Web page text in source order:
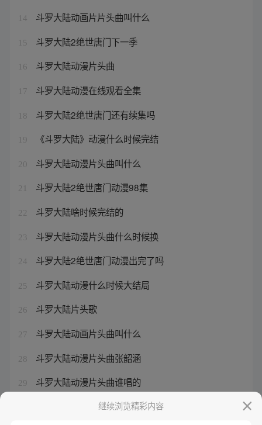
14 斗罗大陆动画片片头曲叫什么
15 斗罗大陆2绝世唐门下一季
16 斗罗大陆动漫片头曲
17 斗罗大陆动漫在线观看全集
18 斗罗大陆2绝世唐门还有续集吗
19 《斗罗大陆》动漫什么时候完结
20 斗罗大陆动漫片头曲叫什么
21 斗罗大陆2绝世唐门动漫98集
22 斗罗大陆啥时候完结的
23 斗罗大陆动漫片头曲什么时候换
24 斗罗大陆2绝世唐门动漫出完了吗
25 斗罗大陆动漫什么时候大结局
26 斗罗大陆片头歌
27 斗罗大陆动画片头曲叫什么
28 斗罗大陆动漫片头曲张韶涵
29 斗罗大陆动漫片头曲谁唱的
斗罗大陆2绝世唐门动漫大结局
继续浏览精彩内容